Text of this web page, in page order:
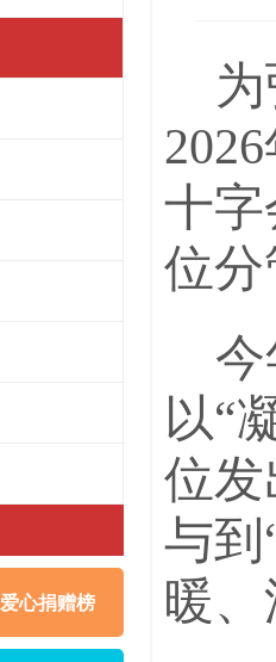
爱心捐赠榜
十字
位
以“
位
与到
暖